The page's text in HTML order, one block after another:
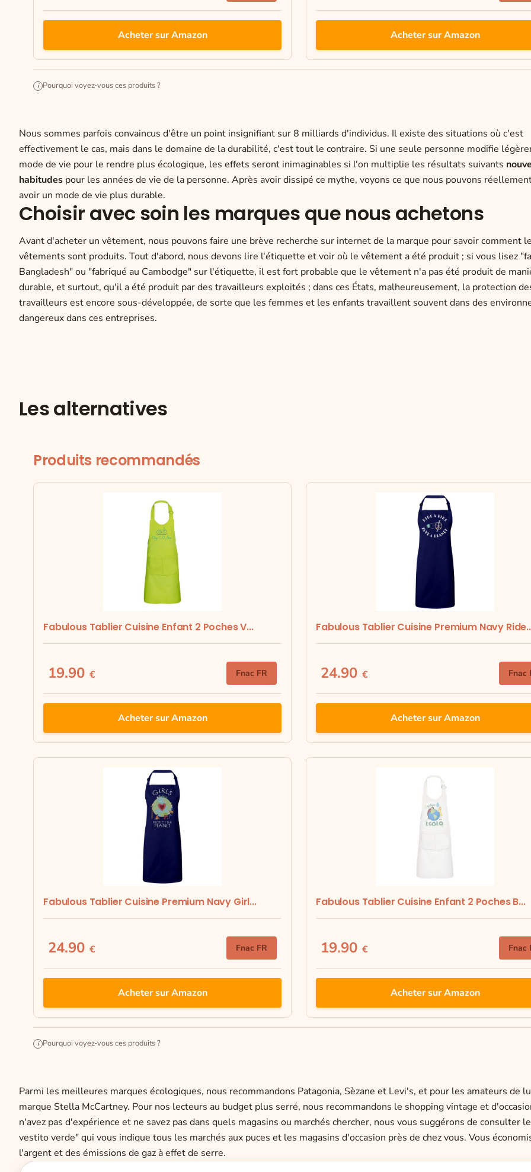
Acheter sur Amazon Acheter sur Amazon
i Pourquoi voyez-vous ces produits ?
Nous sommes parfois convaincus d'être un point insignifiant sur 8 milliards d'individus. Il existe des situations où c'est
effectivement le cas, mais dans le domaine de la durabilité, c'est tout le contraire. Si une seule personne modifie
mode de vie pour le rendre plus écologique, les effets seront inimaginables si l'on multiplie les résultats suivants
habitudes pour les années de vie de la personne. Après avoir dissipé ce mythe, voyons ce que nous pouvons
avoir un mode de vie plus durable.
Choisir avec soin les marques que nous achetons
Avant d'acheter un vêtement, nous pouvons faire une brève recherche sur internet de la marque pour savoir comment
vêtements sont produits. Tout d'abord, nous devons lire l'étiquette et voir où le vêtement a été produit ; si vous lisez
Bangladesh" ou "fabriqué au Cambodge" sur l'étiquette, il est fort probable que le vêtement n'a pas été produit de
durable, et surtout, qu'il a été produit par des travailleurs exploités ; dans ces États, malheureusement, la protection
travailleurs est encore sous-développée, de sorte que les femmes et les enfants travaillent souvent dans des
dangereux dans ces entreprises.
Les alternatives
Produits recommandés
Fabulous Tablier Cuisine Enfant 2 Poches V...
19.90 € Fnac FR
Acheter sur Amazon
Fabulous Tablier Cuisine Premium Navy
24.90 € Fnac
Acheter sur Amazon
Fabulous Tablier Cuisine Premium Navy Girl...
24.90 € Fnac FR
Acheter sur Amazon
Fabulous Tablier Cuisine Enfant 2 Poches B...
19.90 € Fnac
Acheter sur Amazon
i Pourquoi voyez-vous ces produits ?
Parmi les meilleures marques écologiques, nous recommandons Patagonia, Sèzane et Levi's, et pour les amateurs de
marque Stella McCartney. Pour nos lecteurs au budget plus serré, nous recommandons le shopping vintage et
n'avez pas d'expérience et ne savez pas dans quels magasins ou marchés chercher, nous vous suggérons de consulter
vestito verde" qui vous indique tous les marchés aux puces et les magasins d'occasion près de chez vous. Vous
l'argent et des émissions de gaz à effet de serre.